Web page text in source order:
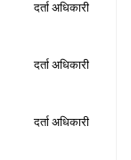
दर्ता अधिकारी
दर्ता अधिकारी
दर्ता अधिकारी